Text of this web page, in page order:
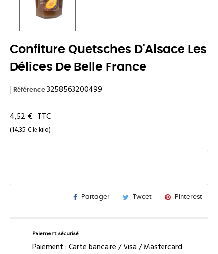
Confiture Quetsches D'Alsace Les
Délices De Belle France
Référence 3258563200499
4,52 € TTC
(14,35 € le kilo)
Partager Tweet Pinterest
Paiement sécurisé
Paiement : Carte bancaire / Visa / Mastercard